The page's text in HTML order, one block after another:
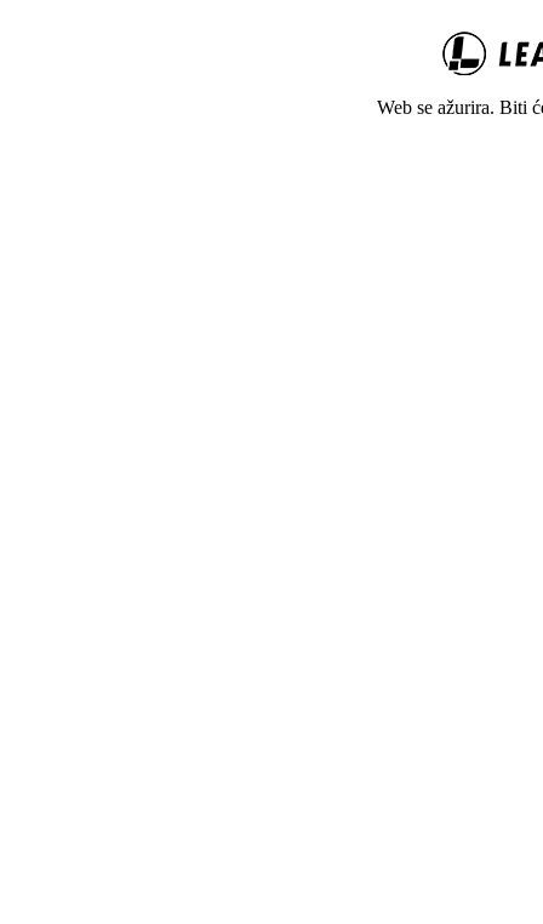
Web se ažurira. Biti